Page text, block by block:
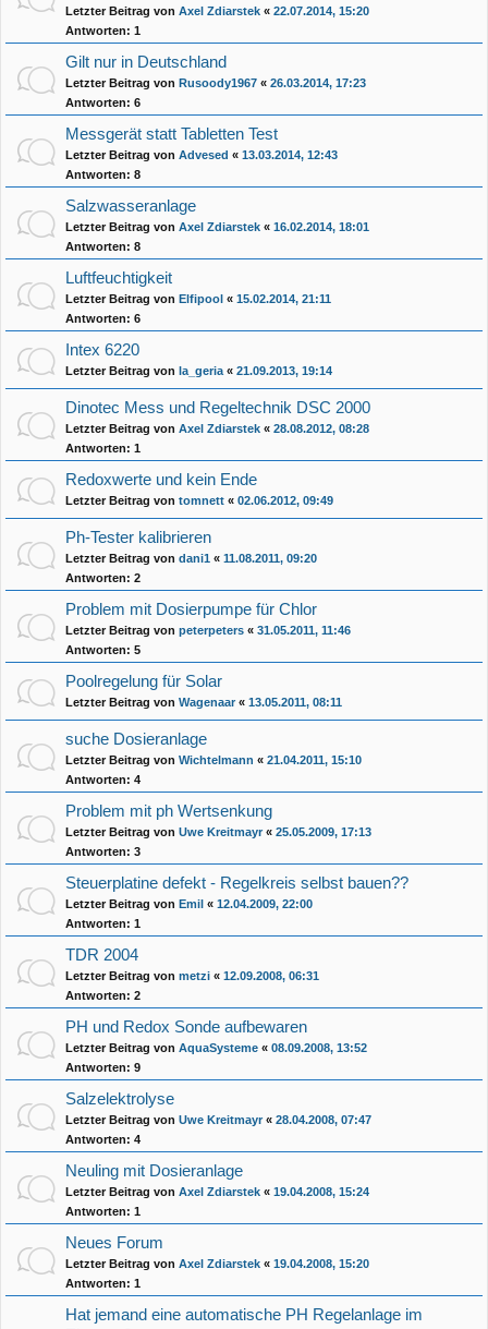
Letzter Beitrag von Axel Zdiarstek « 22.07.2014, 15:20
Antworten: 1
Gilt nur in Deutschland
Letzter Beitrag von Rusoody1967 « 26.03.2014, 17:23
Antworten: 6
Messgerät statt Tabletten Test
Letzter Beitrag von Advesed « 13.03.2014, 12:43
Antworten: 8
Salzwasseranlage
Letzter Beitrag von Axel Zdiarstek « 16.02.2014, 18:01
Antworten: 8
Luftfeuchtigkeit
Letzter Beitrag von Elfipool « 15.02.2014, 21:11
Antworten: 6
Intex 6220
Letzter Beitrag von la_geria « 21.09.2013, 19:14
Dinotec Mess und Regeltechnik DSC 2000
Letzter Beitrag von Axel Zdiarstek « 28.08.2012, 08:28
Antworten: 1
Redoxwerte und kein Ende
Letzter Beitrag von tomnett « 02.06.2012, 09:49
Ph-Tester kalibrieren
Letzter Beitrag von dani1 « 11.08.2011, 09:20
Antworten: 2
Problem mit Dosierpumpe für Chlor
Letzter Beitrag von peterpeters « 31.05.2011, 11:46
Antworten: 5
Poolregelung für Solar
Letzter Beitrag von Wagenaar« 13.05.2011, 08:11
suche Dosieranlage
Letzter Beitrag von Wichtelmann « 21.04.2011, 15:10
Antworten: 4
Problem mit ph Wertsenkung
Letzter Beitrag von Uwe Kreitmayr« 25.05.2009, 17:13
Antworten: 3
Steuerplatine defekt - Regelkreis selbst bauen??
Letzter Beitrag von Emil « 12.04.2009, 22:00
Antworten: 1
TDR 2004
Letzter Beitrag von metzi « 12.09.2008, 06:31
Antworten: 2
PH und Redox Sonde aufbewaren
Letzter Beitrag von AquaSysteme « 08.09.2008, 13:52
Antworten: 9
Salzelektrolyse
Letzter Beitrag von Uwe Kreitmayr« 28.04.2008, 07:47
Antworten: 4
Neuling mit Dosieranlage
Letzter Beitrag von Axel Zdiarstek « 19.04.2008, 15:24
Antworten: 1
Neues Forum
Letzter Beitrag von Axel Zdiarstek « 19.04.2008, 15:20
Antworten: 1
Hat jemand eine automatische PH Regelanlage im